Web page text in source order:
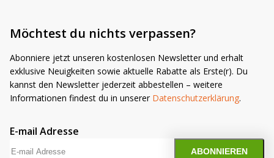
Möchtest du nichts verpassen?
Abonniere jetzt unseren kostenlosen Newsletter und erhalt
exklusive Neuigkeiten sowie aktuelle Rabatte als Erste(r). Du
kannst den Newsletter jederzeit abbestellen – weitere
Informationen findest du in unserer Datenschutzerklärung.
E-mail Adresse